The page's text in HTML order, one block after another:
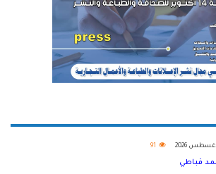
91
قباطي